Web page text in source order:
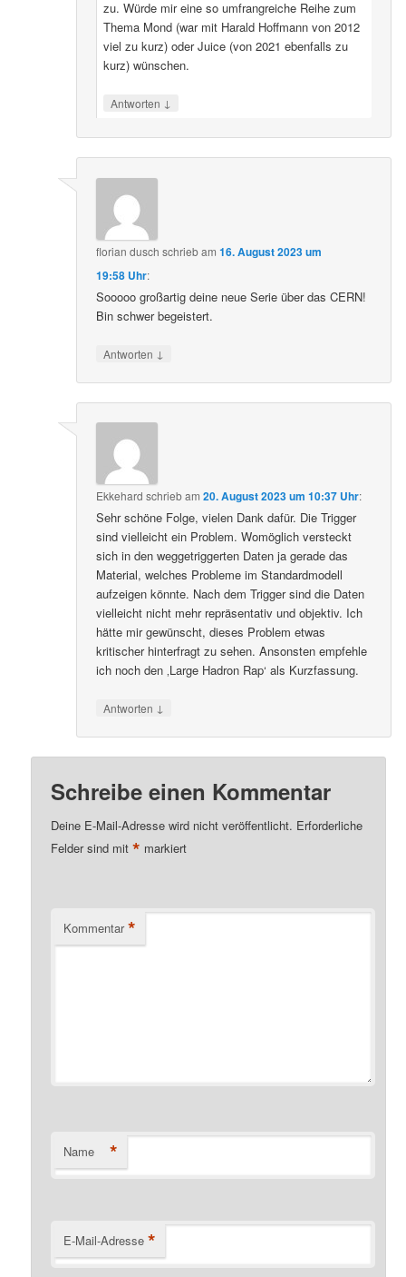
zu. Würde mir eine so umfrangreiche Reihe zum
Thema Mond (war mit Harald Hoffmann von 2012
viel zu kurz) oder Juice (von 2021 ebenfalls zu
kurz) wünschen.
Antworten ↓
florian dusch schriebam16. August 2023 um
19:58 Uhr:
Sooooo großartig deine neue Serie über das CERN!
Bin schwer begeistert.
Antworten ↓
Ekkehard schriebam20. August 2023 um 10:37 Uhr:
Sehr schöne Folge, vielen Dank dafür. Die Trigger
sind vielleicht ein Problem. Womöglich versteckt
sich in den weggetriggerten Daten ja gerade das
Material, welches Probleme im Standardmodell
aufzeigen könnte. Nach dem Trigger sind die Daten
vielleicht nicht mehr repräsentativ und objektiv. Ich
hätte mir gewünscht, dieses Problem etwas
kritischer hinterfragt zu sehen. Ansonsten empfehle
ich noch den ‚Large Hadron Rap‘ als Kurzfassung.
Antworten ↓
Schreibe einen Kommentar
Deine E-Mail-Adresse wird nicht veröffentlicht. Erforderliche
Felder sind mit* markiert
Kommentar *
Name *
E-Mail-Adresse *